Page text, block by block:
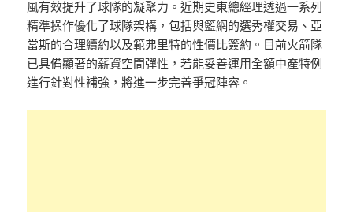
風有效提升了球隊的凝聚力。近期史東總經理透過一系列
精準操作優化了球隊架構，包括與籃網的選秀權交易、亞
當斯的合理續約以及範弗里特的性價比簽約。目前火箭隊
已具備顯著的薪資空間彈性，若能妥善運用全額中產特例
進行針對性補強，將進一步完善爭冠陣容。